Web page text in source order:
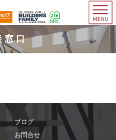
窓口
ブログ
お問合せ